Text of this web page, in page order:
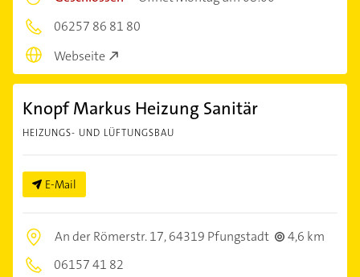
06257 86 81 80
Webseite
Knopf Markus Heizung Sanitär
HEIZUNGS- UND LÜFTUNGSBAU
E-Mail
An der Römerstr. 17,64319 Pfungstadt
4,6 km
06157 41 82